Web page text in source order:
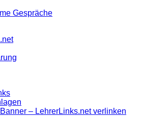
Gespräche
– LehrerLinks.net verlinken